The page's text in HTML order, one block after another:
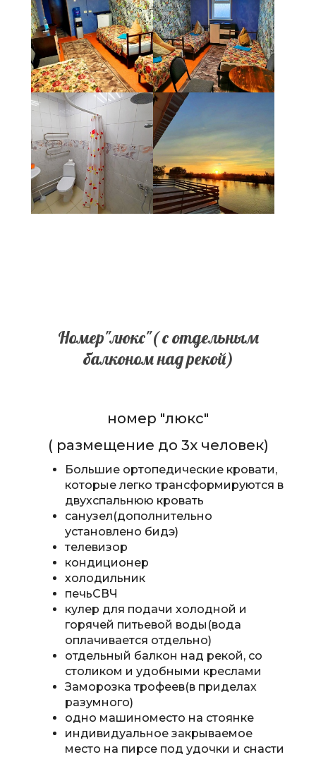
Номер"люкс"( с отдельным
балконом над рекой)
номер "люкс"
( размещение до 3х человек)
Большие ортопедические кровати,
которые легко трансформируются в
двухспальнюю кровать
санузел(дополнительно
установлено бидэ)
телевизор
кондиционер
холодильник
печьСВЧ
кулер для подачи холодной и
горячей питьевой воды(вода
оплачивается отдельно)
отдельный балкон над рекой, со
столиком и удобными креслами
Заморозка трофеев(в приделах
разумного)
одно машиноместо на стоянке
индивидуальное закрываемое
место на пирсе под удочки и снасти